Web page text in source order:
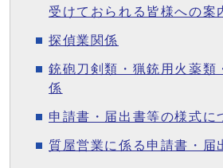
受けておられる皆様への案
探偵業関係
銃砲刀剣類・猟銃用火薬類
係
申請書・届出書等の様式に
質屋営業に係る申請書・届